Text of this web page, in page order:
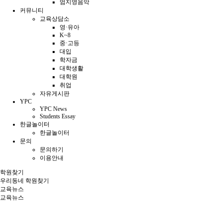
엄지영음악
커뮤니티
교육상담소
영·유아
K~8
중·고등
대입
학자금
대학생활
대학원
취업
자유게시판
YPC
YPC News
Students Essay
한글놀이터
한글놀이터
문의
문의하기
이용안내
학원찾기
우리동네 학원찾기
교육뉴스
교육뉴스